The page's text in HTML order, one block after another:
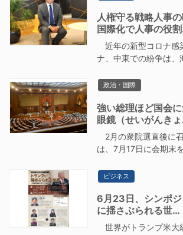
人権守る戦略人事
国際化で人事の役
近年の新型コロナ感
ナ、中東での紛争は、
政治・国際
強い総理ほど国会
眼鏡（せいがんき
2月の衆院選直後に
は、7月17日に会期末
ビジネス
6月23日、シンポ
に揺さぶられる世…
世界がトランプ米大